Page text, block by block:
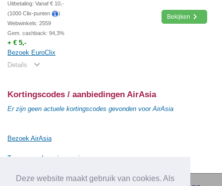
Deze website maakt gebruik van cookies. Als
Uitbetaling: Vanaf € 10,-
(1000 Clix-punten
)
Webwinkels: 2559
Gem. cashback: 94,3%
+ € 5,-
Bezoek EuroClix
Details
Bekijken
Kortingscodes / aanbiedingen AirAsia
Er zijn geen actuele kortingscodes gevonden voor AirAsia
Bezoek AirAsia
Terug naar de vorige pagina